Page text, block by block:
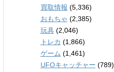
買取情報 (5,336)
おもちゃ (2,385)
玩具(2,046)
トレカ (1,866)
ゲーム (1,461)
UFOキャッチャー (789)